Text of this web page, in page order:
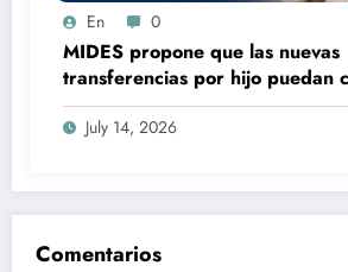
En 0
MIDES propone que las nuevas
transferencias por hijo puedan
100% en efectivo: qué
2027July 14, 2026
Comentarios